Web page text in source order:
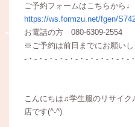
ご予約フォームはこちらから↓
https://ws.formzu.net/fgen/
お電話の方 080-6309-2554
※ご予約は前日までにお願いし
-・-・-・-・-・-・-・-・-・-・-
こんにちは♫学生服のリサイク
店です(^-^)